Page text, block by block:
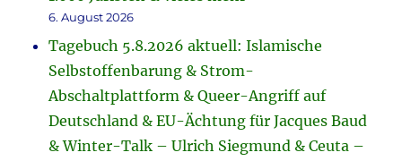
6. August 2026
Tagebuch 5.8.2026 aktuell: Islamische
Selbstoffenbarung & Strom-
Abschaltplattform & Queer-Angriff auf
Deutschland & EU-Ächtung für Jacques Baud
& Winter-Talk – Ulrich Siegmund & Ceuta –